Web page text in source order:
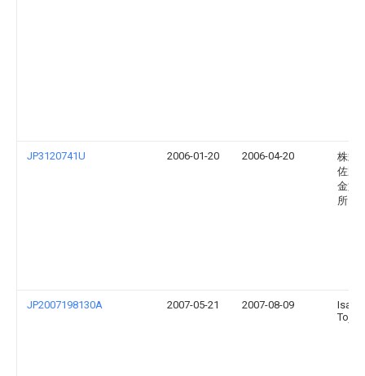
JP3120741U 2006-01-20 2006-04-20
株式
佐野
金型
所
JP2007198130A 2007-05-21 2007-08-09
Isamu